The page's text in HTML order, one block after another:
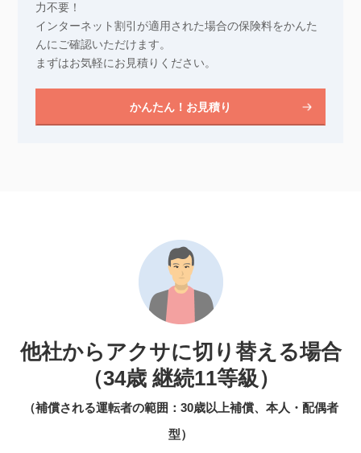
力不要！
インターネット割引が適用された場合の保険料をかんた
んにご確認いただけます。
まずはお気軽にお見積りください。
かんたん！お見積り
他社からアクサに切り替える場合
（34歳 継続11等級）
（補償される運転者の範囲：30歳以上補償、本人・配偶者
型）